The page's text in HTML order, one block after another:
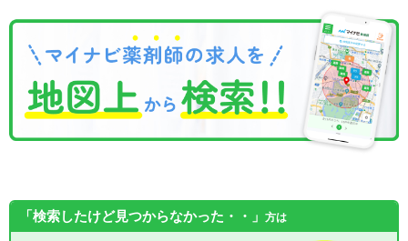
「検索したけど見つからなかった・・」 方は